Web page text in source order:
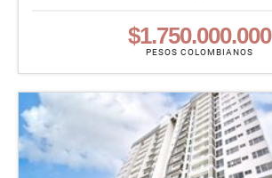
$1.750.000.000
PESOS COLOMBIANOS